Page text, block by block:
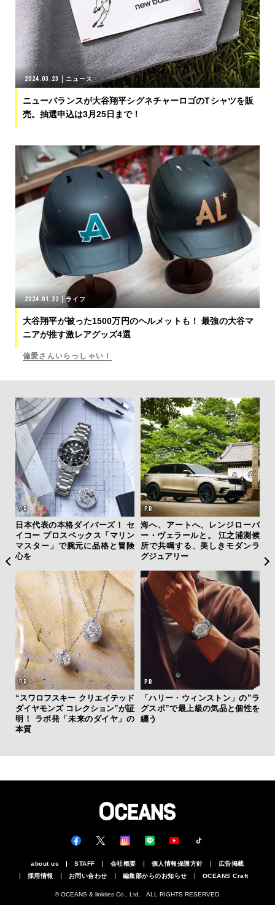
2024.03.23 ニュース
ニューバランスが大谷翔平シグネチャーロゴのTシャツを販
売。抽選申込は3月25日まで！
2024.01.22 ライフ
大谷翔平が被った1500万円のヘルメットも！ 最強の大谷マ
ニアが推す激レアグッズ4選
偏愛さんいらっしゃい！
日本代表の本格ダイバーズ！ セ
イコー プロスペックス「マリン
マスター」で腕元に品格と冒険
心を
海へ、アートへ、レンジローバ
ー・ヴェラールと。 江之浦測候
所で共鳴する、美しきモダンラ
グジュアリー
“スワロフスキー クリエイテッド
ダイヤモンズ コレクション”が証
明！ ラボ発「未来のダイヤ」の
本質
「ハリー・ウィンストン」の”ラ
グスポ”で最上級の気品と個性を
纏う
about us STAFF 会社概要 個人情報保護方針
広告掲載
採用情報
お問い合わせ 編集部からのお知らせ OCEANS Craft
© OCEANS & linkties Co., Ltd. ALL RIGHTS RESERVED.